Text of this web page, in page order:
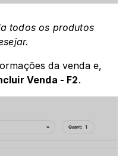
todos os produtos
da venda e,
Venda - F2.